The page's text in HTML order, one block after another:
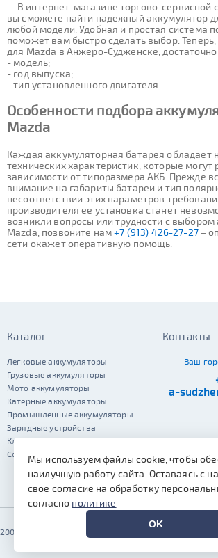
В интернет-магазине торгово-сервисной
вы сможете найти надежный аккумулятор
любой модели. Удобная и простая система
поможет вам быстро сделать выбор.
для Mazda в Анжеро-Судженске,
- модель;
- год выпуска;
- тип установленного двигателя.
Особенности подбора
Mazda
Каждая аккумуляторная батарея обладает
технических характеристик, которые могут
зависимости от типоразмера АКБ. Прежде
внимание на габариты батареи и тип
несоответствии этих параметров
производителя ее установка станет
возникли вопросы или трудности с выбором
Mazda, позвоните нам+7 (913) 426-27-27–
сети окажет оперативную помощь.
Каталог
Легковые аккумуляторы
Грузовые аккумуляторы
Мото аккумуляторы
Катерные аккумуляторы
Промышленные аккумуляторы
Зарядные устройства
Клеммы
Сопутствующие автотовары
Контакты
Ваш
a-
2002–2026 © Автомотив
Мы используем файлы cookie, чтобы
наилучшую работу сайта. Оставаясь с
свое согласие на обработку
согласно политике
OK